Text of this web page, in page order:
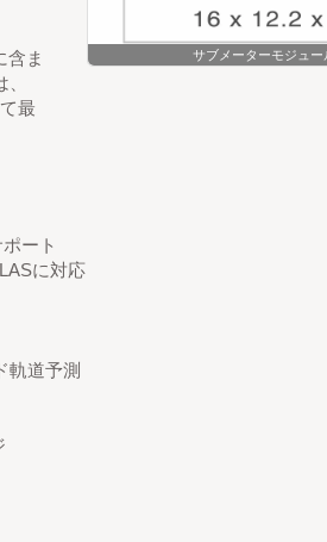
サブメーターモジュ
含ま
最
ート
に対応
軌道予測